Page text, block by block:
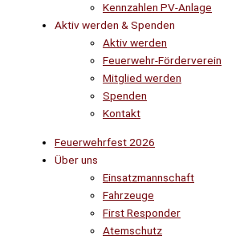
Kennzahlen PV-Anlage
Aktiv werden & Spenden
Aktiv werden
Feuerwehr-Förderverein
Mitglied werden
Spenden
Kontakt
Feuerwehrfest 2026
Über uns
Einsatzmannschaft
Fahrzeuge
First Responder
Atemschutz